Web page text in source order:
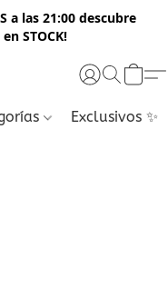
a las 21:00 descubre
STOCK!
Exclusivos ✨